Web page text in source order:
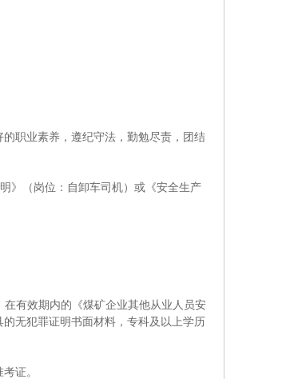
职业素养，遵纪守法，勤勉尽责，团结
》（岗位：自卸车司机）或《安全生产
有效期内的《煤矿企业其他从业人员安
无犯罪证明书面材料，专科及以上学历
证。